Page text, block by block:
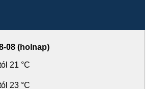
08 (holnap)
21 °C
23 °C